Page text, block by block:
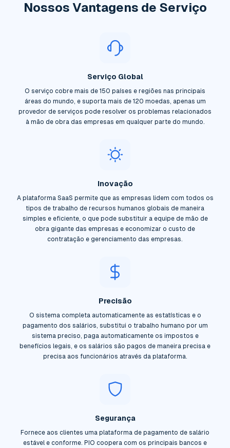
Nossos Vantagens de Serviço
Serviço Global
O serviço cobre mais de 150 países e regiões nas principais
áreas do mundo, e suporta mais de 120 moedas, apenas um
provedor de serviços pode resolver os problemas relacionados
à mão de obra das empresas em qualquer parte do mundo.
Inovação
A plataforma SaaS permite que as empresas lidem com todos os
tipos de trabalho de recursos humanos globais de maneira
simples e eficiente, o que pode substituir a equipe de mão de
obra gigante das empresas e economizar o custo de
contratação e gerenciamento das empresas.
Precisão
O sistema completa automaticamente as estatísticas e o
pagamento dos salários, substitui o trabalho humano por um
sistema preciso, paga automaticamente os impostos e
benefícios legais, e os salários são pagos de maneira precisa e
precisa aos funcionários através da plataforma.
Segurança
Fornece aos clientes uma plataforma de pagamento de salário
estável e conforme. PIO coopera com os principais bancos e